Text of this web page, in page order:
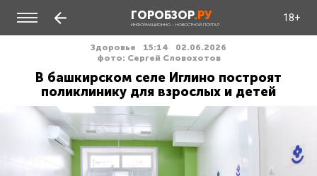
ГОРОБЗОР.РУ
ИНФОРМАЦИОННО - НОВОСТНОЙ ПОРТАЛ
18+
Здоровье 15:14
02.06.2026
фото: Сергей Словохотов
В башкирском селе Иглино построят
поликлинику для взрослых и детей